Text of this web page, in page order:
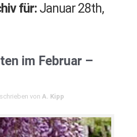
für: Januar 28th,
im Februar –
von A. Kipp